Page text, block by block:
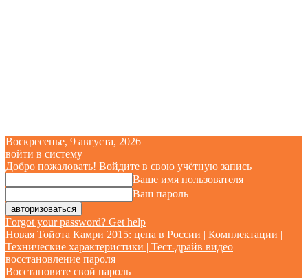
Воскресенье, 9 августа, 2026
войти в систему
Добро пожаловать! Войдите в свою учётную запись
Ваше имя пользователя
Ваш пароль
Forgot your password? Get help
Новая Тойота Камри 2015: цена в России | Комплектации |
Технические характеристики | Тест-драйв видео
восстановление пароля
Восстановите свой пароль